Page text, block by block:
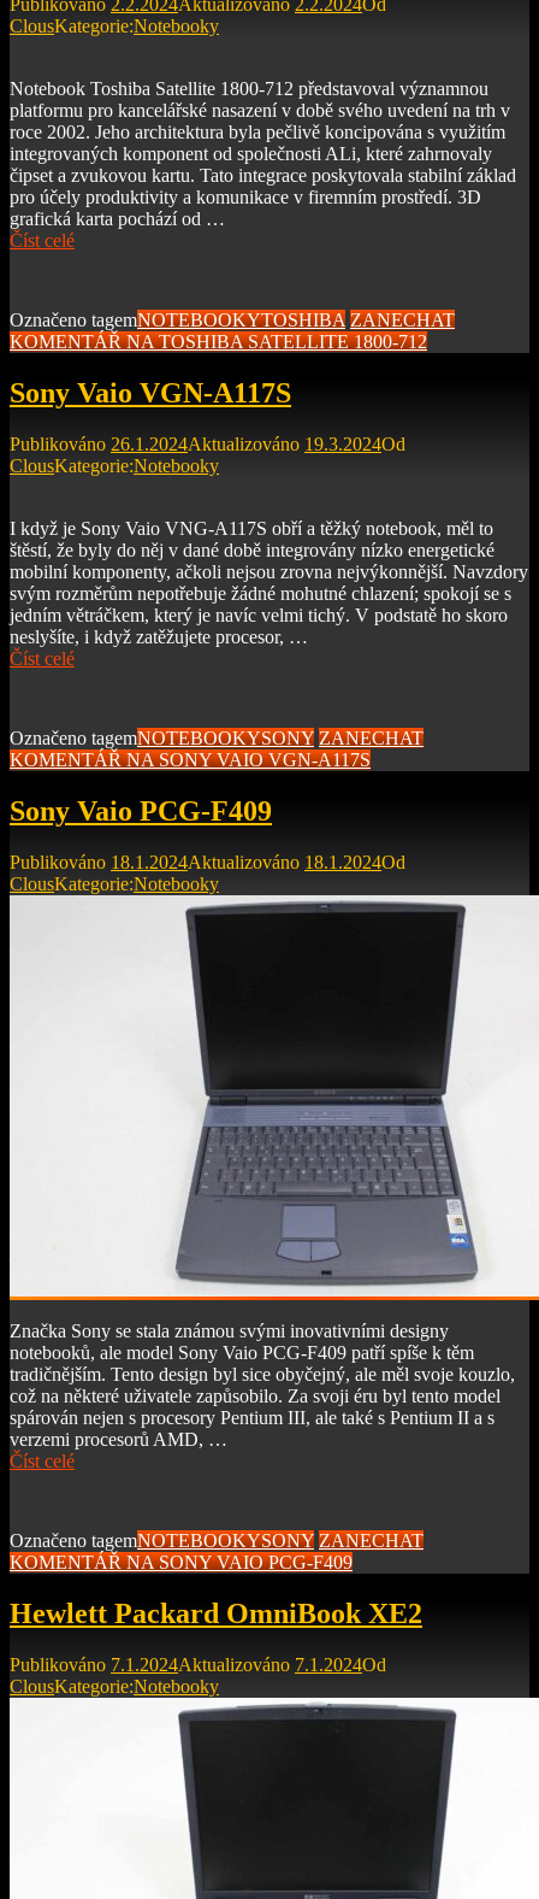
Publikováno 2.2.2024Aktualizováno 2.2.2024Od
ClousKategorie:Notebooky
Notebook Toshiba Satellite 1800-712 představoval významnou
platformu pro kancelářské nasazení v době svého uvedení na trh v
roce 2002. Jeho architektura byla pečlivě koncipována s využitím
integrovaných komponent od společnosti ALi, které zahrnovaly
čipset a zvukovou kartu. Tato integrace poskytovala stabilní základ
pro účely produktivity a komunikace v firemním prostředí. 3D
grafická karta pochází od …
Číst celé
Označeno tagemNOTEBOOKYTOSHIBA ZANECHAT
KOMENTÁŘNA TOSHIBA SATELLITE 1800-712
Sony Vaio VGN-A117S
Publikováno 26.1.2024Aktualizováno 19.3.2024Od
ClousKategorie:Notebooky
I když je Sony Vaio VNG-A117S obří a těžký notebook, měl to
štěstí, že byly do něj v dané době integrovány nízko energetické
mobilní komponenty, ačkoli nejsou zrovna nejvýkonnější. Navzdory
svým rozměrům nepotřebuje žádné mohutné chlazení; spokojí se s
jedním větráčkem, který je navíc velmi tichý. V podstatě ho skoro
neslyšíte, i když zatěžujete procesor, …
Číst celé
Označeno tagemNOTEBOOKYSONY ZANECHAT
KOMENTÁŘNA SONY VAIO VGN-A117S
Sony Vaio PCG-F409
Publikováno 18.1.2024Aktualizováno 18.1.2024Od
ClousKategorie:Notebooky
Značka Sony se stala známou svými inovativními designy
notebooků, ale model Sony Vaio PCG-F409 patří spíše k těm
tradičnějším. Tento design byl sice obyčejný, ale měl svoje kouzlo,
což na některé uživatele zapůsobilo. Za svoji éru byl tento model
spárován nejen s procesory Pentium III, ale také s Pentium II a s
verzemi procesorů AMD, …
Číst celé
Označeno tagemNOTEBOOKYSONY ZANECHAT
KOMENTÁŘNA SONY VAIO PCG-F409
Hewlett Packard OmniBook XE2
Publikováno 7.1.2024Aktualizováno 7.1.2024Od
ClousKategorie:Notebooky